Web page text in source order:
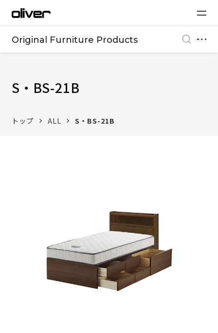
Original Furniture Products
S・BS-21B
トップ ALL S・BS-21B